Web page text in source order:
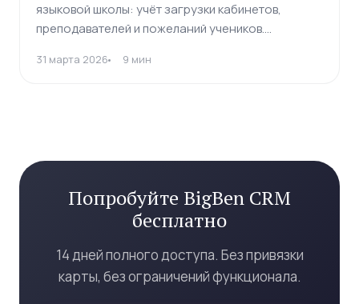
языковой школы: учёт загрузки кабинетов,
преподавателей и пожеланий учеников.
31 марта 2026 9 мин
Попробуйте BigBen CRM
бесплатно
14 дней полного доступа. Без привязки
карты, без ограничений функционала.